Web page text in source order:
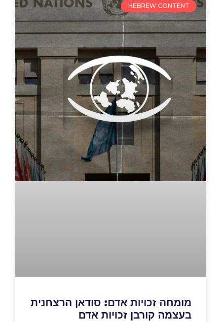
HEBREW CONTENT
מומחה זכויות אדם: סודאן הרצחנית
בעצמה קורבן זכויות אדם